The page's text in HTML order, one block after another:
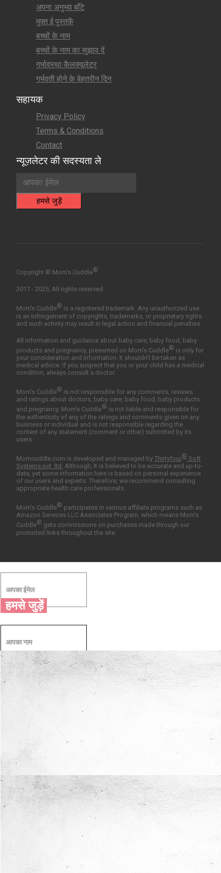
अपना अनुभव बाँटे
मुफ़्त ई पुस्तकें
बच्चों के नाम
बच्चों के नाम का सुझाव दें
गर्भावस्था कैलक्यूलेटर
गर्भवती होने के बेहतरीन दिन
सहायक
Privacy Policy
Terms & Conditions
Contact
न्यूज़लेटर की सदस्यता ले
Copyright © Mom’s Cuddle®
2017 - 2025, All rights reserved.
Mom's Cuddle® is a registered trademark. Any unauthorized use
is an infringement of copyrights, trademarks, or proprietary rights
and such activity may result in legal action and financial penalties.
All information and guidance about baby care, baby food, baby
products and pregnancy, presented on Mom's Cuddle® is only for
your consideration and information. It shouldn't be taken as
medical advice. If you suspect that you or your child has a medical
condition, always consult a doctor.
Mom's Cuddle® is not responsible for any comments, reviews
and ratings about doctors, baby care, baby food, baby products
and pregnancy. Mom's Cuddle® is not liable and responsible for
the authenticity of any of the ratings and comments given on any
business or individual and is not responsible regarding the
content of any statement (comment or other) submitted by its
users
Momcuddle.com is developed and managed by Thirtyfour® Soft
Systems pvt. ltd. Although, It is believed to be accurate and up-to-
date, yet some information here is based on personal experience
of our users and experts. Therefore, we recommend consulting
appropriate health care professionals.
Mom’s Cuddle® participates in various affiliate programs such as
Amazon Services LLC Associates Program, which means Mom’s
Cuddle® gets commissions on purchases made through our
promoted links throughout the site.
हमसे जुड़ें